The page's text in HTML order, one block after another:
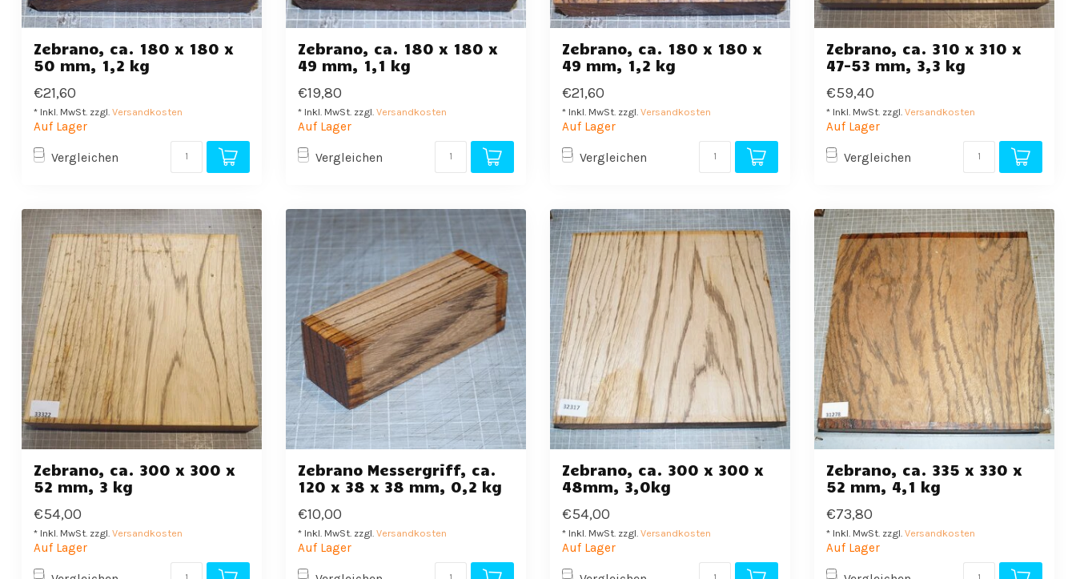
Zebrano, ca. 180 x 180 x
50 mm, 1,2 kg
€21,60
* Inkl. MwSt. zzgl. Versandkosten
Auf Lager
Vergleichen
Zebrano, ca. 180 x 180 x
49 mm, 1,1 kg
€19,80
* Inkl. MwSt. zzgl. Versandkosten
Auf Lager
Vergleichen
Zebrano, ca. 180 x 180 x
49 mm, 1,2 kg
€21,60
* Inkl. MwSt. zzgl. Versandkosten
Auf Lager
Vergleichen
Zebrano, ca. 310 x 310 x
47-53 mm, 3,3 kg
€59,40
* Inkl. MwSt. zzgl. Versandkosten
Auf Lager
Vergleichen
Zebrano, ca. 300 x 300 x
52 mm, 3 kg
€54,00
* Inkl. MwSt. zzgl. Versandkosten
Auf Lager
Zebrano Messergriff, ca.
120 x 38 x 38 mm, 0,2 kg
€10,00
* Inkl. MwSt. zzgl. Versandkosten
Auf Lager
Zebrano, ca. 300 x 300 x
48mm, 3,0kg
€54,00
* Inkl. MwSt. zzgl. Versandkosten
Auf Lager
Zebrano, ca. 335 x 330 x
52 mm, 4,1 kg
€73,80
* Inkl. MwSt. zzgl. Versandkosten
Auf Lager